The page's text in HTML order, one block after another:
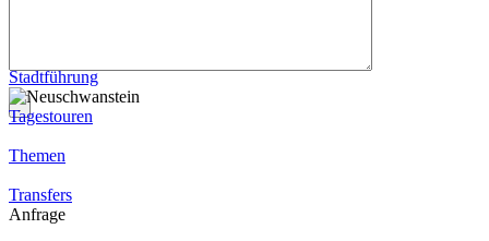
Stadtführung
Tagestouren
Themen
Transfers
Anfrage